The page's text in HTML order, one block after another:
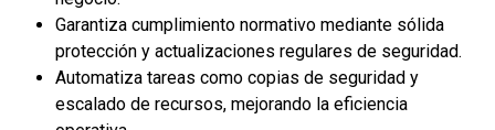
Garantiza cumplimiento normativo mediante sólida
protección y actualizaciones regulares de seguridad.
Automatiza tareas como copias de seguridad y
escalado de recursos, mejorando la eficiencia